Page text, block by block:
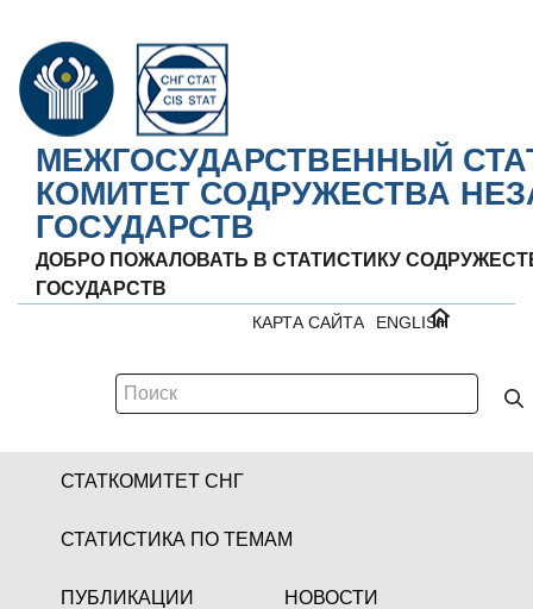
МЕЖГОСУДАРСТВЕННЫЙ
КОМИТЕТ СОДРУЖЕСТВА
ГОСУДАРСТВ
ДОБРО ПОЖАЛОВАТЬ В СТАТИСТИКУ
ГОСУДАРСТВ
ENGLISH
КАРТА САЙТА
СТАТКОМИТЕТ СНГ
СТАТИСТИКА ПО ТЕМАМ
ПУБЛИКАЦИИ НОВОСТИ